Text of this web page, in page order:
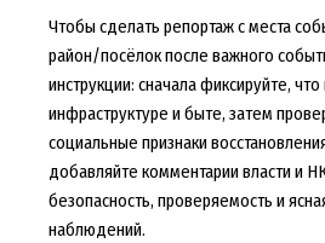
Чтобы сделать репортаж с места
район/посёлок после важного
инструкции: сначала фиксируйте,
инфраструктуре и быте, затем
социальные признаки
добавляйте комментарии власти и
безопасность, проверяемость и
наблюдений.